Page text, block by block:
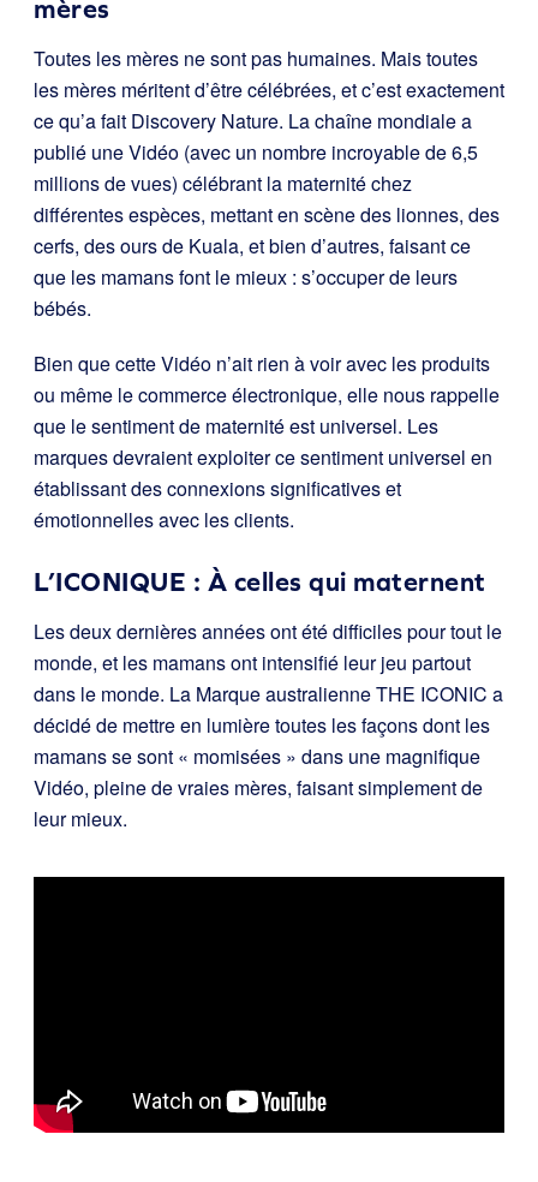
mères
Toutes les mères ne sont pas humaines. Mais toutes
les mères méritent d’être célébrées, et c’est exactement
ce qu’a fait Discovery Nature. La chaîne mondiale a
publié une Vidéo (avec un nombre incroyable de 6,5
millions de vues) célébrant la maternité chez
différentes espèces, mettant en scène des lionnes, des
cerfs, des ours de Kuala, et bien d’autres, faisant ce
que les mamans font le mieux : s’occuper de leurs
bébés.
Bien que cette Vidéo n’ait rien à voir avec les produits
ou même le commerce électronique, elle nous rappelle
que le sentiment de maternité est universel. Les
marques devraient exploiter ce sentiment universel en
établissant des connexions significatives et
émotionnelles avec les clients.
L’ICONIQUE : À celles qui maternent
Les deux dernières années ont été difficiles pour tout le
monde, et les mamans ont intensifié leur jeu partout
dans le monde. La Marque australienne THE ICONIC a
décidé de mettre en lumière toutes les façons dont les
mamans se sont « momisées » dans une magnifique
Vidéo, pleine de vraies mères, faisant simplement de
leur mieux.